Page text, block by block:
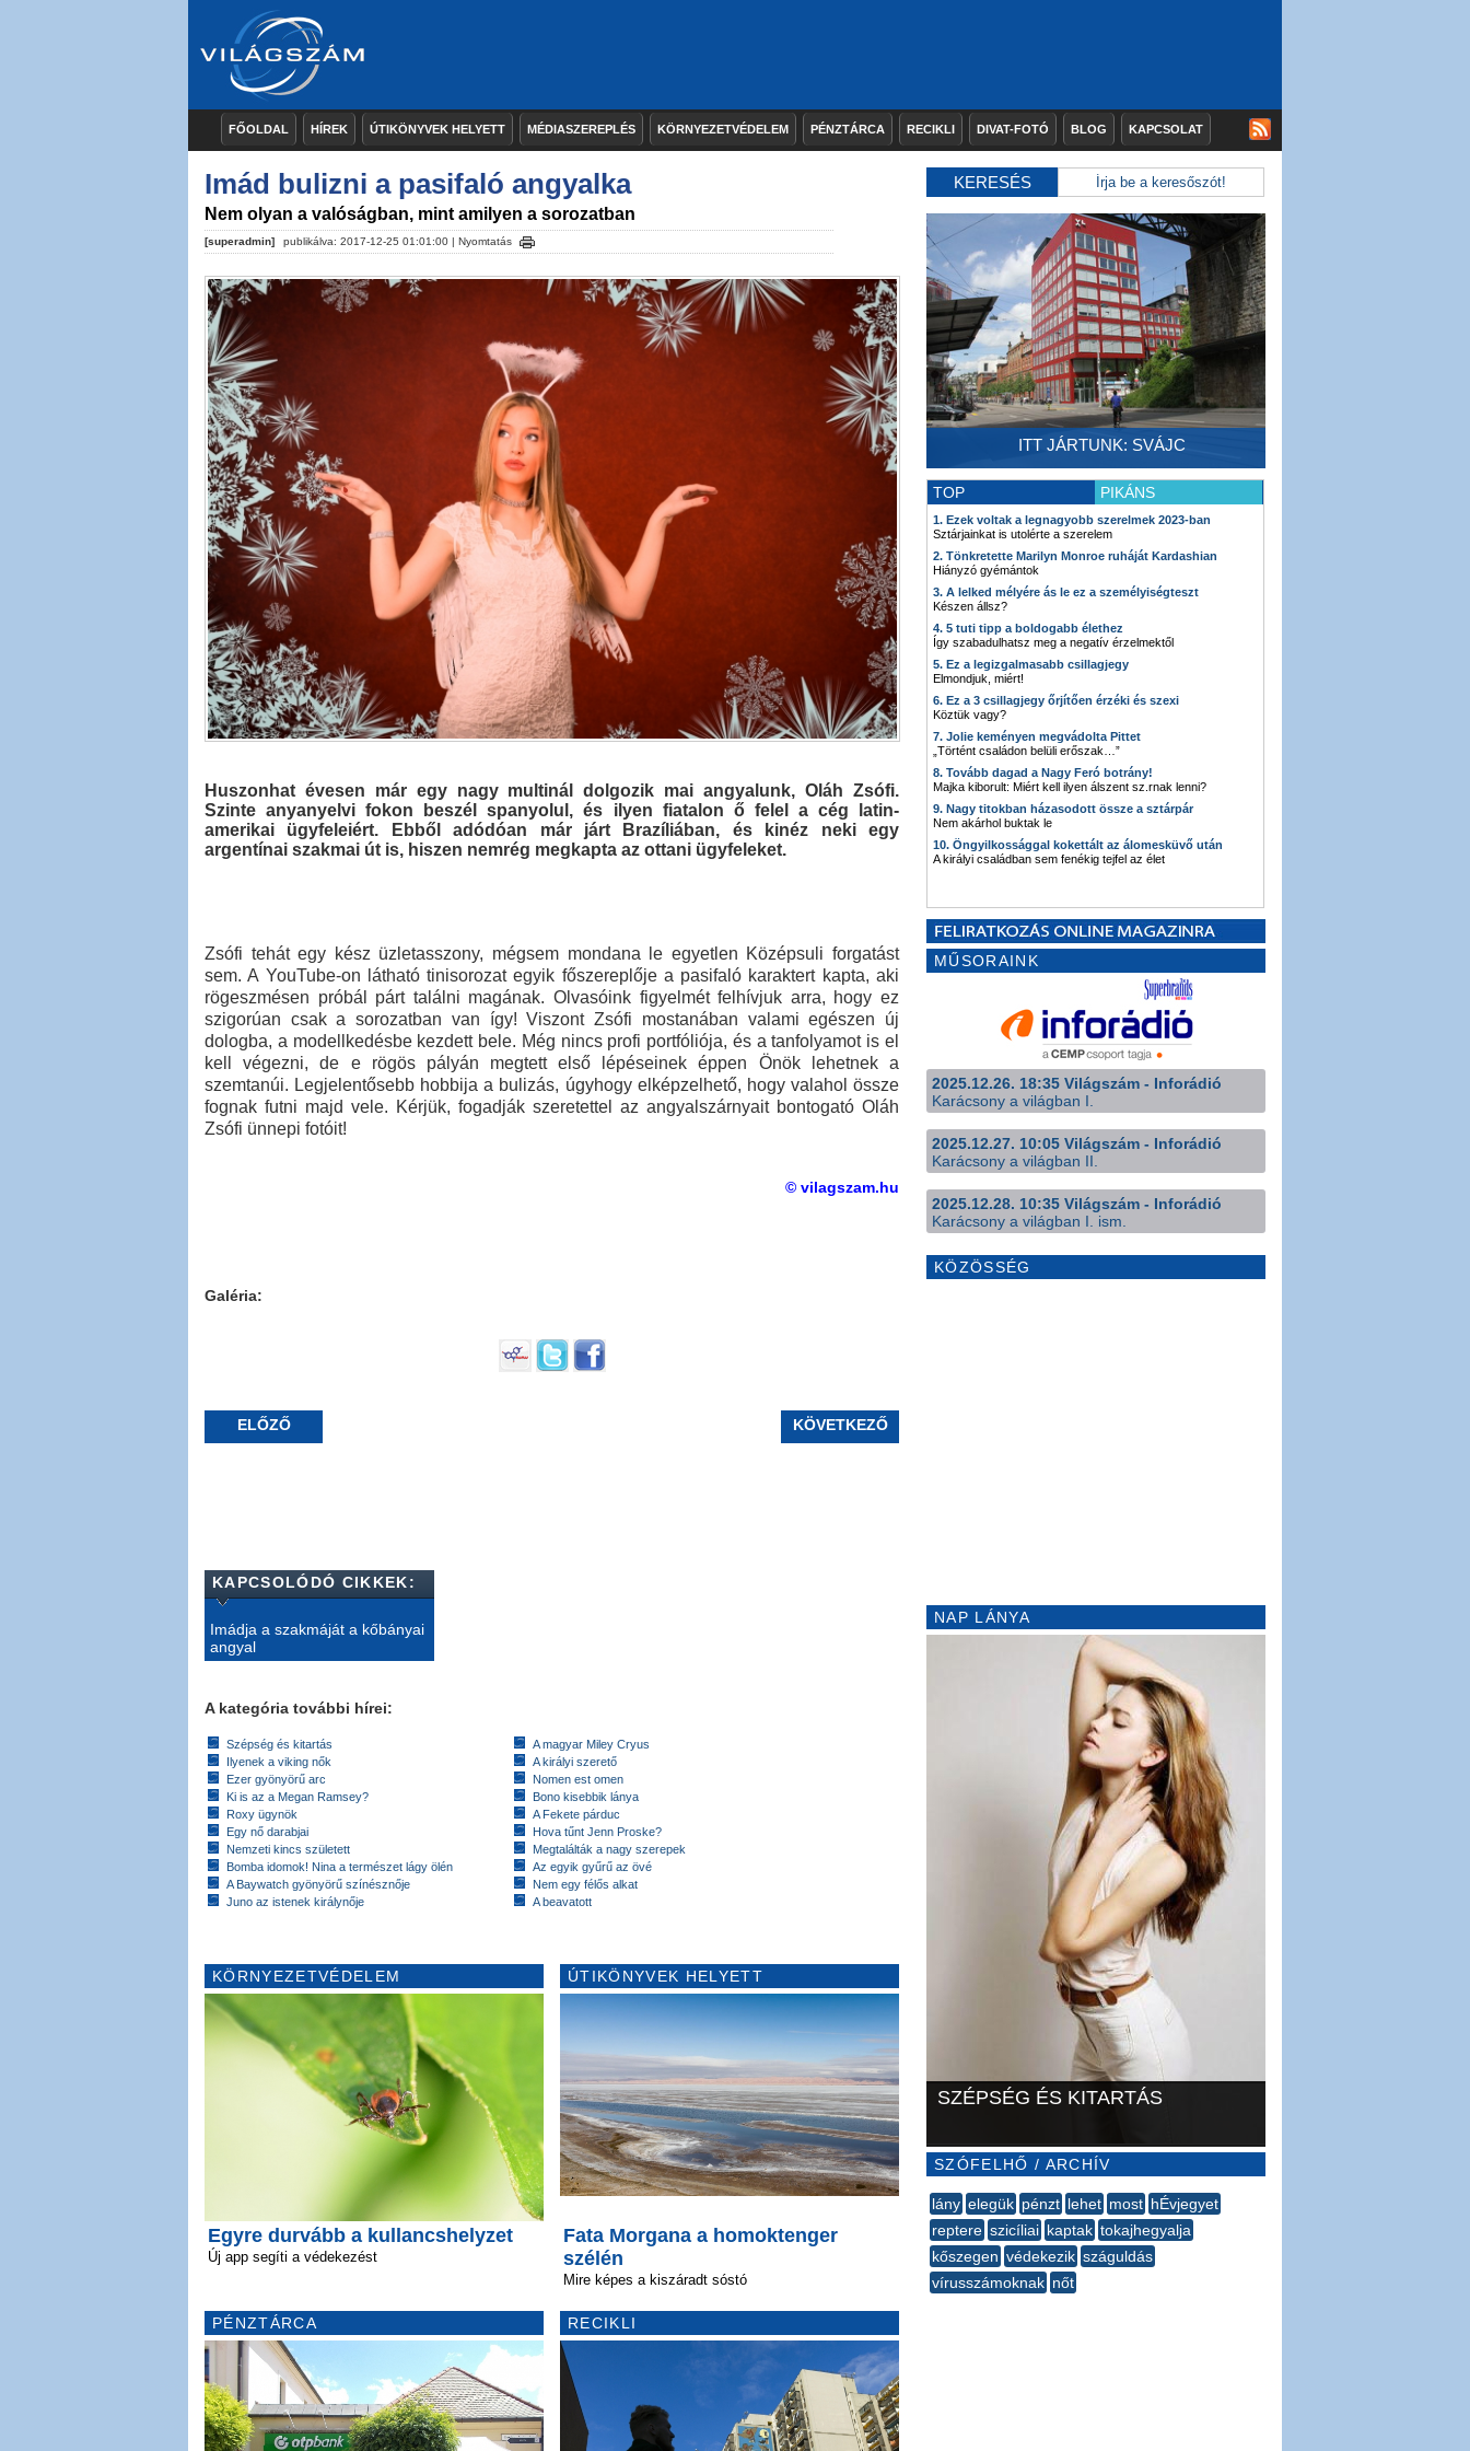
FŐOLDAL HÍREK ÚTIKÖNYVEK HELYETT MÉDIASZEREPLÉS KÖRNYEZETVÉDELEM PÉNZTÁRCA RECIKLI DIVAT-FOTÓ BLOG KAPCSOLAT
Imád bulizni a pasifaló angyalka
Nem olyan a valóságban, mint amilyen a sorozatban
[superadmin] publikálva: 2017-12-25 01:01:00 | Nyomtatás
Huszonhat évesen már egy nagy multinál dolgozik mai angyalunk, Oláh Zsófi.
Szinte anyanyelvi fokon beszél spanyolul, és ilyen fiatalon ő felel a cég latin-
amerikai ügyfeleiért. Ebből adódóan már járt Brazíliában, és kinéz neki egy
argentínai szakmai út is, hiszen nemrég megkapta az ottani ügyfeleket.
Zsófi tehát egy kész üzletasszony, mégsem mondana le egyetlen Középsuli forgatást
sem. A YouTube-on látható tinisorozat egyik főszereplője a pasifaló karaktert kapta, aki
rögeszmésen próbál párt találni magának. Olvasóink figyelmét felhívjuk arra, hogy ez
szigorúan csak a sorozatban van így! Viszont Zsófi mostanában valami egészen új
dologba, a modellkedésbe kezdett bele. Még nincs profi portfóliója, és a tanfolyamot is el
kell végezni, de e rögös pályán megtett első lépéseinek éppen Önök lehetnek a
szemtanúi. Legjelentősebb hobbija a bulizás, úgyhogy elképzelhető, hogy valahol össze
fognak futni majd vele. Kérjük, fogadják szeretettel az angyalszárnyait bontogató Oláh
Zsófi ünnepi fotóit!
© vilagszam.hu
Galéria:
ELŐZŐ KÖVETKEZŐ
KAPCSOLÓDÓ CIKKEK:
Imádja a szakmáját a kőbányai
angyal
A kategória további hírei:
Szépség és kitartás
Ilyenek a viking nők
Ezer gyönyörű arc
Ki is az a Megan Ramsey?
Roxy ügynök
Egy nő darabjai
Nemzeti kincs született
Bomba idomok! Nina a természet lágy ölén
A Baywatch gyönyörű színésznője
Juno az istenek királynője
A magyar Miley Cryus
A királyi szerető
Nomen est omen
Bono kisebbik lánya
A Fekete párduc
Hova tűnt Jenn Proske?
Megtalálták a nagy szerepek
Az egyik gyűrű az övé
Nem egy félős alkat
A beavatott
KÖRNYEZETVÉDELEM
Egyre durvább a kullancshelyzet
Új app segíti a védekezést
PÉNZTÁRCA
ÚTIKÖNYVEK HELYETT
Fata Morgana a homoktenger
szélén
Mire képes a kiszáradt sóstó
RECIKLI
KERESÉS
ITT JÁRTUNK: SVÁJC
TOP PIKÁNS
1. Ezek voltak a legnagyobb szerelmek 2023-ban
Sztárjainkat is utolérte a szerelem
2. Tönkretette Marilyn Monroe ruháját Kardashian
Hiányzó gyémántok
3. A lelked mélyére ás le ez a személyiségteszt
Készen állsz?
4. 5 tuti tipp a boldogabb élethez
Így szabadulhatsz meg a negatív érzelmektől
5. Ez a legizgalmasabb csillagjegy
Elmondjuk, miért!
6. Ez a 3 csillagjegy őrjítően érzéki és szexi
Köztük vagy?
7. Jolie keményen megvádolta Pittet
„Történt családon belüli erőszak…”
8. Tovább dagad a Nagy Feró botrány!
Majka kiborult: Miért kell ilyen álszent sz.rnak lenni?
9. Nagy titokban házasodott össze a sztárpár
Nem akárhol buktak le
10. Öngyilkossággal kokettált az álomesküvő után
A királyi családban sem fenékig tejfel az élet
MŰSORAINK
2025.12.26. 18:35 Világszám - Inforádió
Karácsony a világban I.
2025.12.27. 10:05 Világszám - Inforádió
Karácsony a világban II.
2025.12.28. 10:35 Világszám - Inforádió
Karácsony a világban I. ism.
KÖZÖSSÉG
NAP LÁNYA
SZÉPSÉG ÉS KITARTÁS
SZÓFELHŐ / ARCHÍV
lány elegük pénzt lehet most hÉvjegyet
reptere szicíliai kaptak tokajhegyalja
kőszegen védekezik száguldás
vírusszámoknak nőt